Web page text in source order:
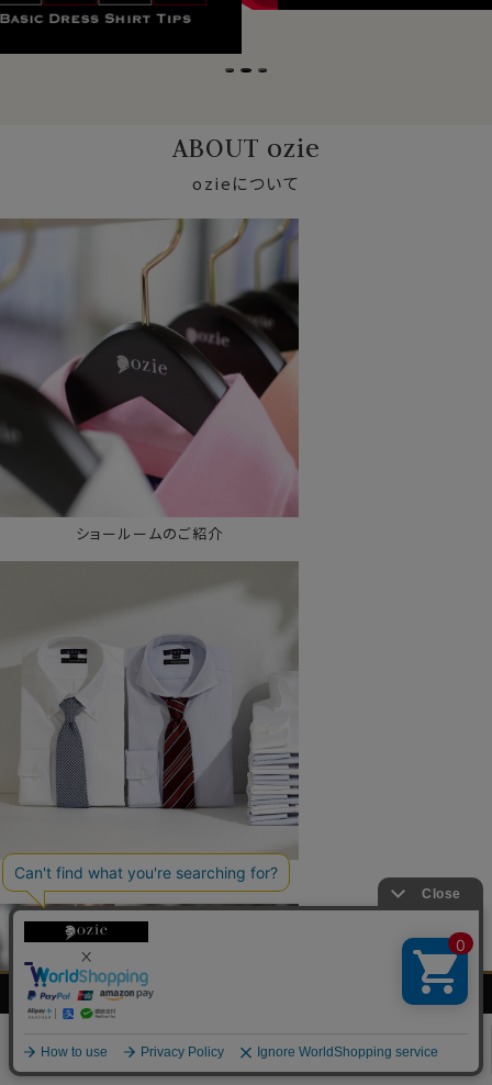
メンズ
シャツ
シャツの
基礎知識
ABOUT ozie
ozieについて
ショールームのご紹介
ozieの特徴